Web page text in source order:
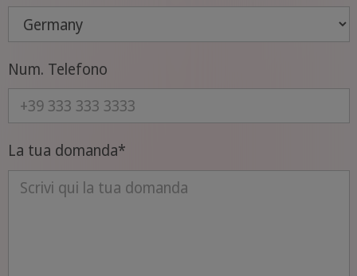
Num. Telefono
La tua domanda*